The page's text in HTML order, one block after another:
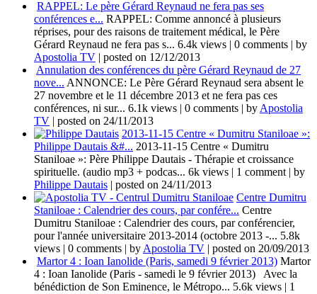
RAPPEL: Le père Gérard Reynaud ne fera pas ses
conférences e... RAPPEL: Comme annoncé à plusieurs
réprises, pour des raisons de traitement médical, le Père
Gérard Reynaud ne fera pas s... 6.4k views | 0 comments | by
Apostolia TV | posted on 12/12/2013
Annulation des conférences du père Gérard Reynaud de 27
nove... ANNONCE: Le Père Gérard Reynaud sera absent le
27 novembre et le 11 décembre 2013 et ne fera pas ces
conférences, ni sur... 6.1k views | 0 comments | by Apostolia
TV | posted on 24/11/2013
2013-11-15 Centre « Dumitru Staniloae »:
Philippe Dautais &#... 2013-11-15 Centre « Dumitru
Staniloae »: Père Philippe Dautais - Thérapie et croissance
spirituelle. (audio mp3 + podcas... 6k views | 1 comment | by
Philippe Dautais | posted on 24/11/2013
Centre Dumitru
Staniloae : Calendrier des cours, par confére... Centre
Dumitru Staniloae : Calendrier des cours, par conférencier,
pour l'année universitaire 2013-2014 (octobre 2013 -... 5.8k
views | 0 comments | by Apostolia TV | posted on 20/09/2013
Martor 4 : Ioan Ianolide (Paris, samedi 9 février 2013) Martor
4 : Ioan Ianolide (Paris - samedi le 9 février 2013) Avec la
bénédiction de Son Eminence, le Métropo... 5.6k views | 1